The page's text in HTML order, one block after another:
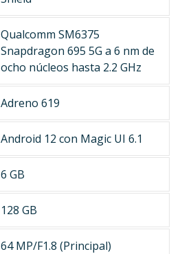
Qualcomm SM6375
Snapdragon 695 5G a 6 nm de
ocho núcleos hasta 2.2 GHz
Adreno 619
Android 12 con Magic UI 6.1
6 GB
128 GB
64 MP/F1.8 (Principal)